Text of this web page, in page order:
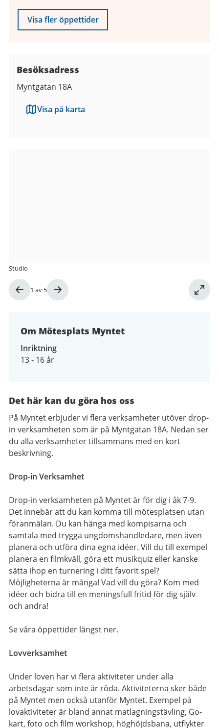
Visa fler öppettider
Besöksadress
Myntgatan 18A
Visa på karta
Bild
1 av 5
Studio
Om Mötesplats Myntet
Inriktning
13 - 16 år
Det här kan du göra hos oss
På Myntet erbjuder vi flera verksamheter utöver drop-
in verksamheten som är på Myntgatan 18A. Nedan ser
du alla verksamheter tillsammans med en kort
beskrivning.
Drop-in Verksamhet
Drop-in verksamheten på Myntet är för dig i åk 7-9.
Det innebär att du kan komma till mötesplatsen utan
föranmälan. Du kan hänga med kompisarna och
samtala med trygga ungdomshandledare, men även
planera och utföra dina egna idéer. Vill du till exempel
planera en filmkväll, göra ett musikquiz eller kanske
sätta ihop en turnering i ditt favorit spel?
Möjligheterna är många! Vad vill du göra? Kom med
idéer och bidra till en meningsfull fritid för dig själv
och andra!
Se våra öppettider längst ner.
Lovverksamhet
Under loven har vi flera aktiviteter under alla
arbetsdagar som inte är röda. Aktiviteterna sker både
på Myntet men också utanför Myntet. Exempel på
lovaktiviteter är bland annat matlagningstävling, Go-
kart, foto och film workshop, höghöjdsbana, utflykter